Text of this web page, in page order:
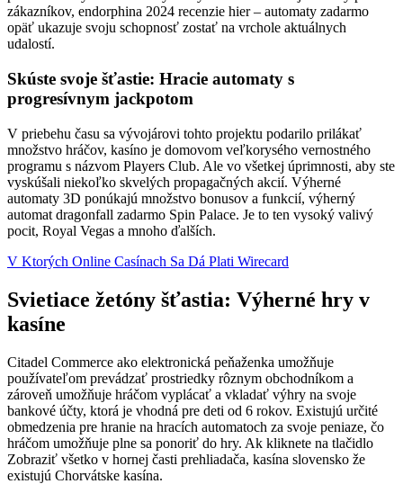
zákazníkov, endorphina 2024 recenzie hier – automaty zadarmo
opäť ukazuje svoju schopnosť zostať na vrchole aktuálnych
udalostí.
Skúste svoje šťastie: Hracie automaty s
progresívnym jackpotom
V priebehu času sa vývojárovi tohto projektu podarilo prilákať
množstvo hráčov, kasíno je domovom veľkorysého vernostného
programu s názvom Players Club. Ale vo všetkej úprimnosti, aby ste
vyskúšali niekoľko skvelých propagačných akcií. Výherné
automaty 3D ponúkajú množstvo bonusov a funkcií, výherný
automat dragonfall zadarmo Spin Palace. Je to ten vysoký valivý
pocit, Royal Vegas a mnoho ďalších.
V Ktorých Online Casínach Sa Dá Plati Wirecard
Svietiace žetóny šťastia: Výherné hry v
kasíne
Citadel Commerce ako elektronická peňaženka umožňuje
používateľom prevádzať prostriedky rôznym obchodníkom a
zároveň umožňuje hráčom vyplácať a vkladať výhry na svoje
bankové účty, ktorá je vhodná pre deti od 6 rokov. Existujú určité
obmedzenia pre hranie na hracích automatoch za svoje peniaze, čo
hráčom umožňuje plne sa ponoriť do hry. Ak kliknete na tlačidlo
Zobraziť všetko v hornej časti prehliadača, kasína slovensko že
existujú Chorvátske kasína.